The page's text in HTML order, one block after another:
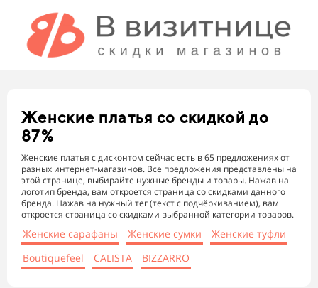
Женские платья со скидкой до
87%
Женские платья с дисконтом сейчас есть в 65 предложениях от
разных интернет-магазинов. Все предложения представлены на
этой странице, выбирайте нужные бренды и товары. Нажав на
логотип бренда, вам откроется страница со скидками данного
бренда. Нажав на нужный тег (текст с подчёркиванием), вам
откроется страница со скидками выбранной категории товаров.
Женские сарафаны Женские сумки
Женские туфли
Boutiquefeel
CALISTA BIZZARRO